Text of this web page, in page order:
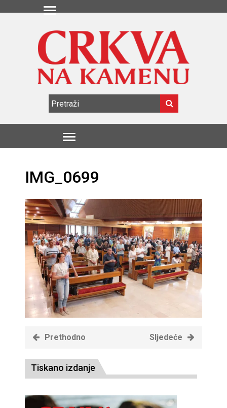
IMG_0699
Prethodno Sljedeće
Tiskano izdanje